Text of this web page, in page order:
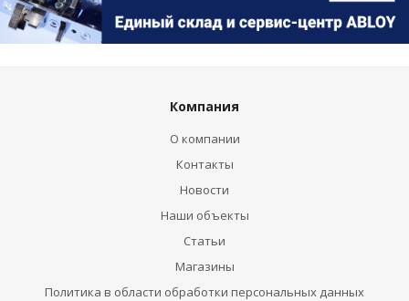
Компания
О компании
Контакты
Новости
Наши объекты
Статьи
Магазины
Политика в области обработки персональных данных